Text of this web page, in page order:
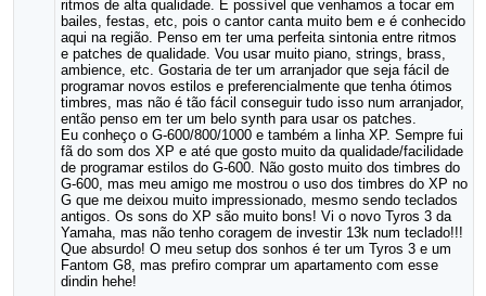
ritmos de alta qualidade. É possível que venhamos a tocar em
bailes, festas, etc, pois o cantor canta muito bem e é conhecido
aqui na região. Penso em ter uma perfeita sintonia entre ritmos
e patches de qualidade. Vou usar muito piano, strings, brass,
ambience, etc. Gostaria de ter um arranjador que seja fácil de
programar novos estilos e preferencialmente que tenha ótimos
timbres, mas não é tão fácil conseguir tudo isso num arranjador,
então penso em ter um belo synth para usar os patches.
Eu conheço o G-600/800/1000 e também a linha XP. Sempre fui
fã do som dos XP e até que gosto muito da qualidade/facilidade
de programar estilos do G-600. Não gosto muito dos timbres do
G-600, mas meu amigo me mostrou o uso dos timbres do XP no
G que me deixou muito impressionado, mesmo sendo teclados
antigos. Os sons do XP são muito bons! Vi o novo Tyros 3 da
Yamaha, mas não tenho coragem de investir 13k num teclado!!!
Que absurdo! O meu setup dos sonhos é ter um Tyros 3 e um
Fantom G8, mas prefiro comprar um apartamento com esse
dindin hehe!